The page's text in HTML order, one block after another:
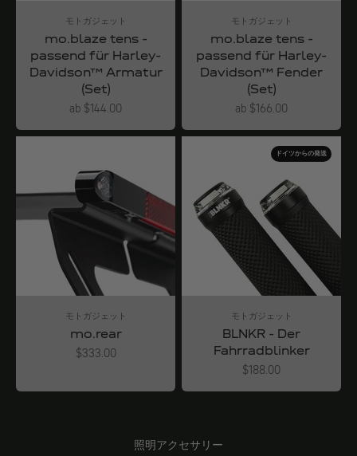
モトガジェット
mo.blaze tens -
passend für Harley-
Davidson™ Armatur
(Set)
Angebot
ab $144.00
モトガジェット
mo.blaze tens -
passend für Harley-
Davidson™ Fender
(Set)
Angebot
ab $166.00
モトガジェット
mo.rear
Angebot
$333.00
ドイツからの発送
モトガジェット
BLNKR - Der
Fahrradblinker
Angebot
$188.00
照明アクセサリー